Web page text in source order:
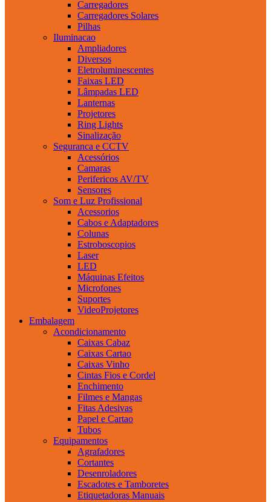
Carregadores
Carregadores Solares
Pilhas
Iluminacao
Ampliadores
Diversos
Eletroluminescentes
Faixas LED
Lâmpadas LED
Lanternas
Projetores
Ring Lights
Sinalização
Seguranca e CCTV
Acessórios
Camaras
Perifericos AV/TV
Sensores
Som e Luz Profissional
Acessorios
Cabos e Adaptadores
Colunas
Estroboscopios
Laser
LED
Máquinas Efeitos
Microfones
Suportes
VideoProjetores
Embalagem
Acondicionamento
Caixas Cabaz
Caixas Cartao
Caixas Vinho
Cintas Fios e Cordel
Enchimento
Filmes e Mangas
Fitas Adesivas
Papel e Cartao
Tubos
Equipamentos
Agrafadores
Cortantes
Desenroladores
Escadotes e Tamboretes
Etiquetadoras Manuais